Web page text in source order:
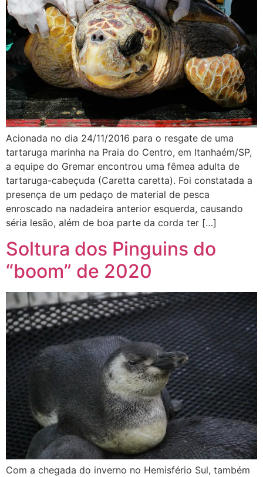
Acionada no dia 24/11/2016 para o resgate de uma
tartaruga marinha na Praia do Centro, em Itanhaém/SP,
a equipe do Gremar encontrou uma fêmea adulta de
tartaruga-cabeçuda (Caretta caretta). Foi constatada a
presença de um pedaço de material de pesca
enroscado na nadadeira anterior esquerda, causando
séria lesão, além de boa parte da corda ter […]
Soltura dos Pinguins do
“boom” de 2020
Com a chegada do inverno no Hemisfério Sul, também